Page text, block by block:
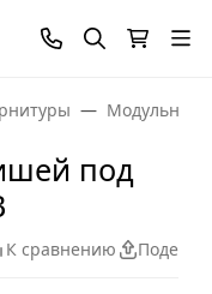
Модульные
под
К сравнению